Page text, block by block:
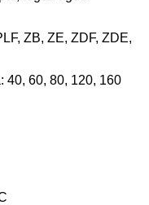
ZB, ZE, ZDF, ZDE,
40, 60, 80, 120, 160